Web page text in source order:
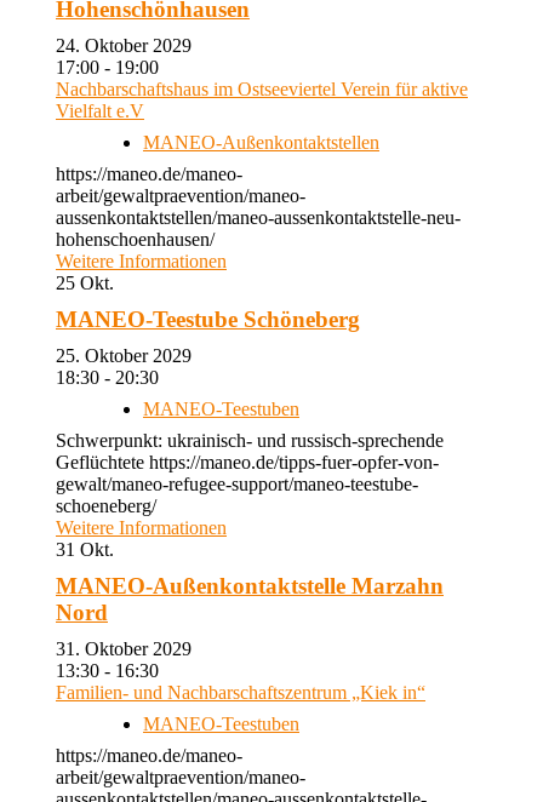
Hohenschönhausen
24. Oktober 2029
17:00 - 19:00
Nachbarschaftshaus im Ostseeviertel Verein für aktive
Vielfalt e.V
MANEO-Außenkontaktstellen
https://maneo.de/maneo-
arbeit/gewaltpraevention/maneo-
aussenkontaktstellen/maneo-aussenkontaktstelle-neu-
hohenschoenhausen/
Weitere Informationen
25 Okt.
MANEO-Teestube Schöneberg
25. Oktober 2029
18:30 - 20:30
MANEO-Teestuben
Schwerpunkt: ukrainisch- und russisch-sprechende
Geflüchtete https://maneo.de/tipps-fuer-opfer-von-
gewalt/maneo-refugee-support/maneo-teestube-
schoeneberg/
Weitere Informationen
31 Okt.
MANEO-Außenkontaktstelle Marzahn
Nord
31. Oktober 2029
13:30 - 16:30
Familien- und Nachbarschaftszentrum „Kiek in“
MANEO-Teestuben
https://maneo.de/maneo-
arbeit/gewaltpraevention/maneo-